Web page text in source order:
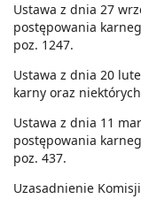
Ustawa z dnia 27
postępowania
poz. 1247.
Ustawa z dnia 20
karny oraz
Ustawa z dnia 11
postępowania
poz. 437.
Uzasadnienie